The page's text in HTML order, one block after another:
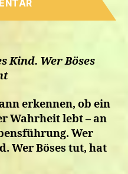
Kind. Wer Böses
erkennen, ob ein
Wahrheit lebt – an
Wer
Wer Böses tut, hat